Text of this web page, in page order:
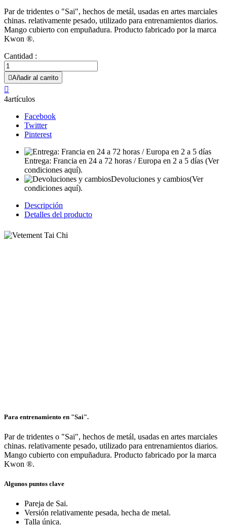
Par de tridentes o "Sai", hechos de metál, usadas en artes marciales
chinas. relativamente pesado, utilizado para entrenamientos diarios.
Mango cubierto con empuñadura. Producto fabricado por la marca
Kwon ®.
Cantidad :
Añadir al carrito

4artículos
Facebook
Twitter
Pinterest
Entrega: Francia en 24 a 72 horas / Europa en 2 a 5 días (Ver
condiciones aquí).
Devoluciones y cambios(Ver
condiciones aquí).
Descripción
Detalles del producto
Para entrenamiento en "Sai".
Par de tridentes o "Sai", hechos de metál, usadas en artes marciales
chinas. relativamente pesado, utilizado para entrenamientos diarios.
Mango cubierto con empuñadura. Producto fabricado por la marca
Kwon ®.
Algunos puntos clave
Pareja de Sai.
Versión relativamente pesada, hecha de metal.
Talla única.